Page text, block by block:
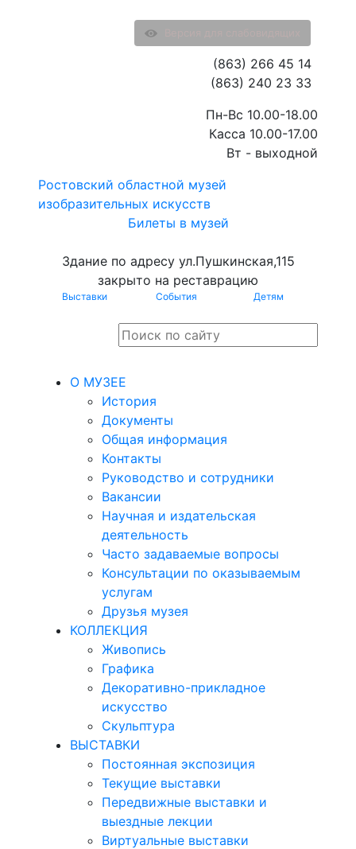
Ростовский областной музей
изобразительных искусств
Билеты в музей
Здание по адресу ул.Пушкинская,115
закрыто на реставрацию
Выставки События Детям
(863) 266 45 14
(863) 240 23 33
Пн-Вс 10.00-18.00
Касса 10.00-17.00
Вт - выходной
О МУЗЕЕ
История
Документы
Общая информация
Контакты
Руководство и сотрудники
Вакансии
Научная и издательская
деятельность
Часто задаваемые вопросы
Консультации по оказываемым
услугам
Друзья музея
КОЛЛЕКЦИЯ
Живопись
Графика
Декоративно-прикладное
искусство
Скульптура
ВЫСТАВКИ
Постоянная экспозиция
Текущие выставки
Передвижные выставки и
выездные лекции
Виртуальные выставки